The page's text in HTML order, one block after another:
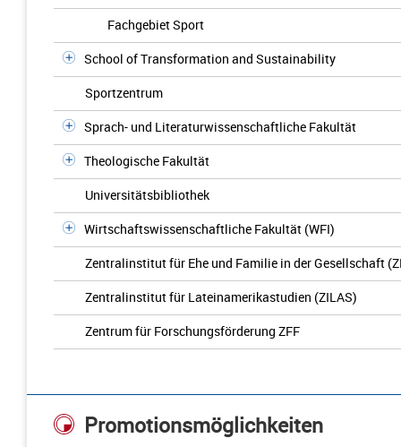
Fachgebiet Sport
School of Transformation and Sustainability
Sportzentrum
Sprach- und Literaturwissenschaftliche Fakultät
Theologische Fakultät
Universitätsbibliothek
Wirtschaftswissenschaftliche Fakultät (WFI)
Zentralinstitut für Ehe und Familie in der Gesellschaft
Zentralinstitut für Lateinamerikastudien (ZILAS)
Zentrum für Forschungsförderung ZFF
Promotionsmöglichkeiten